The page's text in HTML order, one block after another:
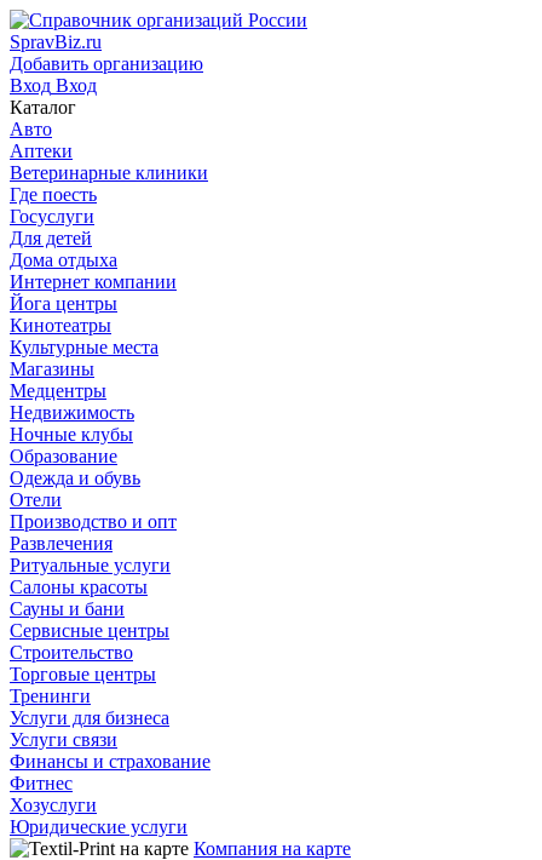
SpravBiz.ru
Добавить организацию
Вход Вход
Каталог
Авто
Аптеки
Ветеринарные клиники
Где поесть
Госуслуги
Для детей
Дома отдыха
Интернет компании
Йога центры
Кинотеатры
Культурные места
Магазины
Медцентры
Недвижимость
Ночные клубы
Образование
Одежда и обувь
Отели
Производство и опт
Развлечения
Ритуальные услуги
Салоны красоты
Сауны и бани
Сервисные центры
Строительство
Торговые центры
Тренинги
Услуги для бизнеса
Услуги связи
Финансы и страхование
Фитнес
Хозуслуги
Юридические услуги
Компания на карте